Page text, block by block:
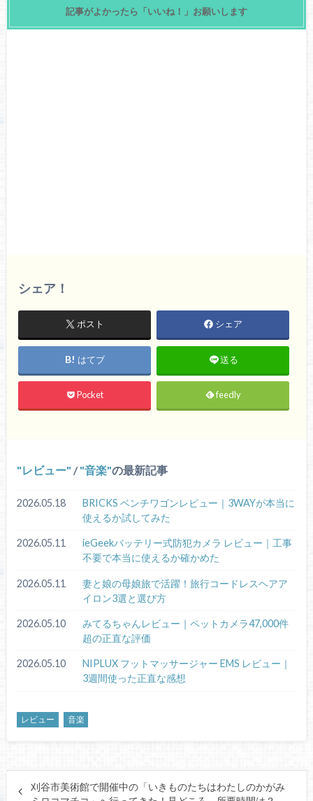
記事がよかったら「いいね！」お願いします
シェア！
ポスト シェア
はてブ 送る
Pocket feedly
レビュー / 音楽 の最新記事
2026.05.18
BRICKS ベンチワゴンレビュー｜3WAYが本当に
使えるか試してみた
2026.05.11
ieGeekバッテリー式防犯カメラ レビュー｜工事
不要で本当に使えるか確かめた
2026.05.11
妻と娘の母娘旅で活躍！旅行コードレスヘアア
イロン3選と選び方
2026.05.10
みてるちゃんレビュー｜ペットカメラ47,000件
超の正直な評価
2026.05.10
NIPLUX フットマッサージャー EMS レビュー｜
3週間使った正直な感想
レビュー 音楽
刈谷市美術館で開催中の「いきものたちはわたしのかがみ